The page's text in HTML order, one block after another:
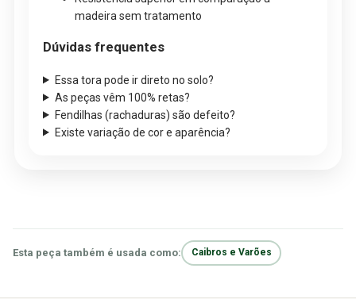
madeira sem tratamento
Dúvidas frequentes
Essa tora pode ir direto no solo?
As peças vêm 100% retas?
Fendilhas (rachaduras) são defeito?
Existe variação de cor e aparência?
Esta peça também é usada como: Caibros e Varões